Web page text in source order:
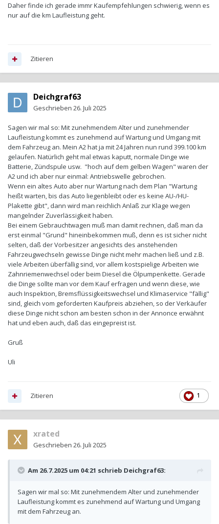
Daher finde ich gerade immr Kaufempfehlungen schwierig, wenn es
nur auf die km Laufleistung geht.
Zitieren
Deichgraf63
Geschrieben 26. Juli 2025
Sagen wir mal so: Mit zunehmendem Alter und zunehmender
Laufleistung kommt es zunehmend auf Wartung und Umgang mit
dem Fahrzeug an. Mein A2 hat ja mit 24 Jahren nun rund 399.100 km
gelaufen. Natürlich geht mal etwas kaputt, normale Dinge wie
Batterie, Zündspule usw. "hoch auf dem gelben Wagen" waren der
A2 und ich aber nur einmal: Antriebswelle gebrochen.
Wenn ein altes Auto aber nur Wartung nach dem Plan "Wartung
heißt warten, bis das Auto liegenbleibt oder es keine AU-/HU-
Plakette gibt", dann wird man reichlich Anlaß zur Klage wegen
mangelnder Zuverlässigkeit haben.
Bei einem Gebrauchtwagen muß man damit rechnen, daß man da
erst einmal "Grund" hineinbekommen muß, denn es ist sicher nicht
selten, daß der Vorbesitzer angesichts des anstehenden
Fahrzeugwechseln gewisse Dinge nicht mehr machen ließ und z.B.
viele Arbeiten überfällig sind, vor allem kostspielige Arbeiten wie
Zahnriemenwechsel oder beim Diesel die Ölpumpenkette. Gerade
die Dinge sollte man vor dem Kauf erfragen und wenn diese, wie
auch Inspektion, Bremsflüssigkeitswechsel und Klimaservice "fällig"
sind, gleich vom geforderten Kaufpreis abziehen, so der Verkäufer
diese Dinge nicht schon am besten schon in der Annonce erwähnt
hat und eben auch, daß das eingepreist ist.
Gruß
Uli
1
Zitieren
xrated
Geschrieben 26. Juli 2025
Am 26.7.2025 um 04:21 schrieb Deichgraf63:
Sagen wir mal so: Mit zunehmendem Alter und zunehmender
Laufleistung kommt es zunehmend auf Wartung und Umgang
mit dem Fahrzeug an.